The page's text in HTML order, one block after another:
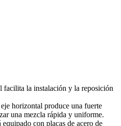
facilita la instalación y la reposición
horizontal produce una fuerte
una mezcla rápida y uniforme.
con placas de acero de